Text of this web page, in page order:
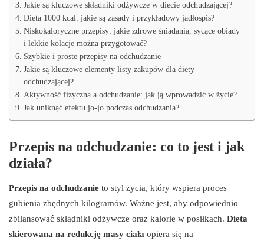
Jakie są kluczowe składniki odżywcze w diecie odchudzającej?
Dieta 1000 kcal: jakie są zasady i przykładowy jadłospis?
Niskokaloryczne przepisy: jakie zdrowe śniadania, sycące obiady
i lekkie kolacje można przygotować?
Szybkie i proste przepisy na odchudzanie
Jakie są kluczowe elementy listy zakupów dla diety
odchudzającej?
Aktywność fizyczna a odchudzanie: jak ją wprowadzić w życie?
Jak uniknąć efektu jo-jo podczas odchudzania?
Przepis na odchudzanie: co to jest i jak
działa?
Przepis na odchudzanie to styl życia, który wspiera proces
gubienia zbędnych kilogramów. Ważne jest, aby odpowiednio
zbilansować składniki odżywcze oraz kalorie w posiłkach. Dieta
skierowana na redukcję masy ciała opiera się na